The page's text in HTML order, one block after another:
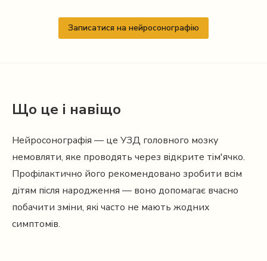
Записатися на нейросонографію
Що це і навіщо
Нейросонографія — це УЗД головного мозку
немовляти, яке проводять через відкрите тім'ячко.
Профілактично його рекомендовано зробити всім
дітям після народження — воно допомагає вчасно
побачити зміни, які часто не мають жодних
симптомів.